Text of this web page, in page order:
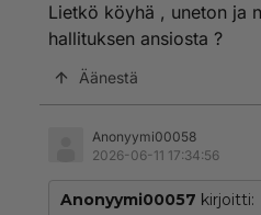
Lietkö köyhä , uneton ja
hallituksen ansiosta ?
Äänestä
Anonyymi00058
2026-06-11 17:34:56
Anonyymi00057 kirjoitti: